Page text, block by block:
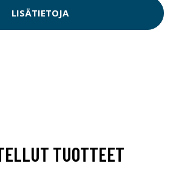
LISÄTIETOJA
TUOTTEET